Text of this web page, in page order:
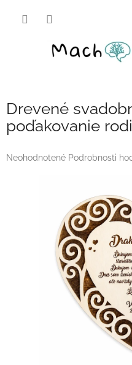
Drevené
poďakovanie
Priemerné
Neohodnotené Podrobnosti